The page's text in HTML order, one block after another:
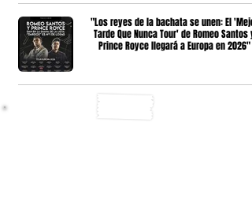
"Los reyes de la bachata se unen: El 'Mejor
Tarde Que Nunca Tour' de Romeo Santos y
Prince Royce llegará a Europa en 2026"